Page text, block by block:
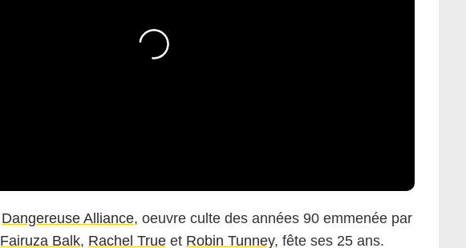
Dangereuse Alliance, oeuvre culte des années 90 emmenée par
Fairuza Balk, Rachel True et Robin Tunney, fête ses 25 ans.